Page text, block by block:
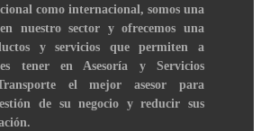
como internacional, somos una
nuestro sector y ofrecemos una
y servicios que permiten a
tener en Asesoría y Servicios
el mejor asesor para
de su negocio y reducir sus